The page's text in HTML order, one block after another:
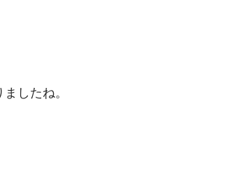
したね。